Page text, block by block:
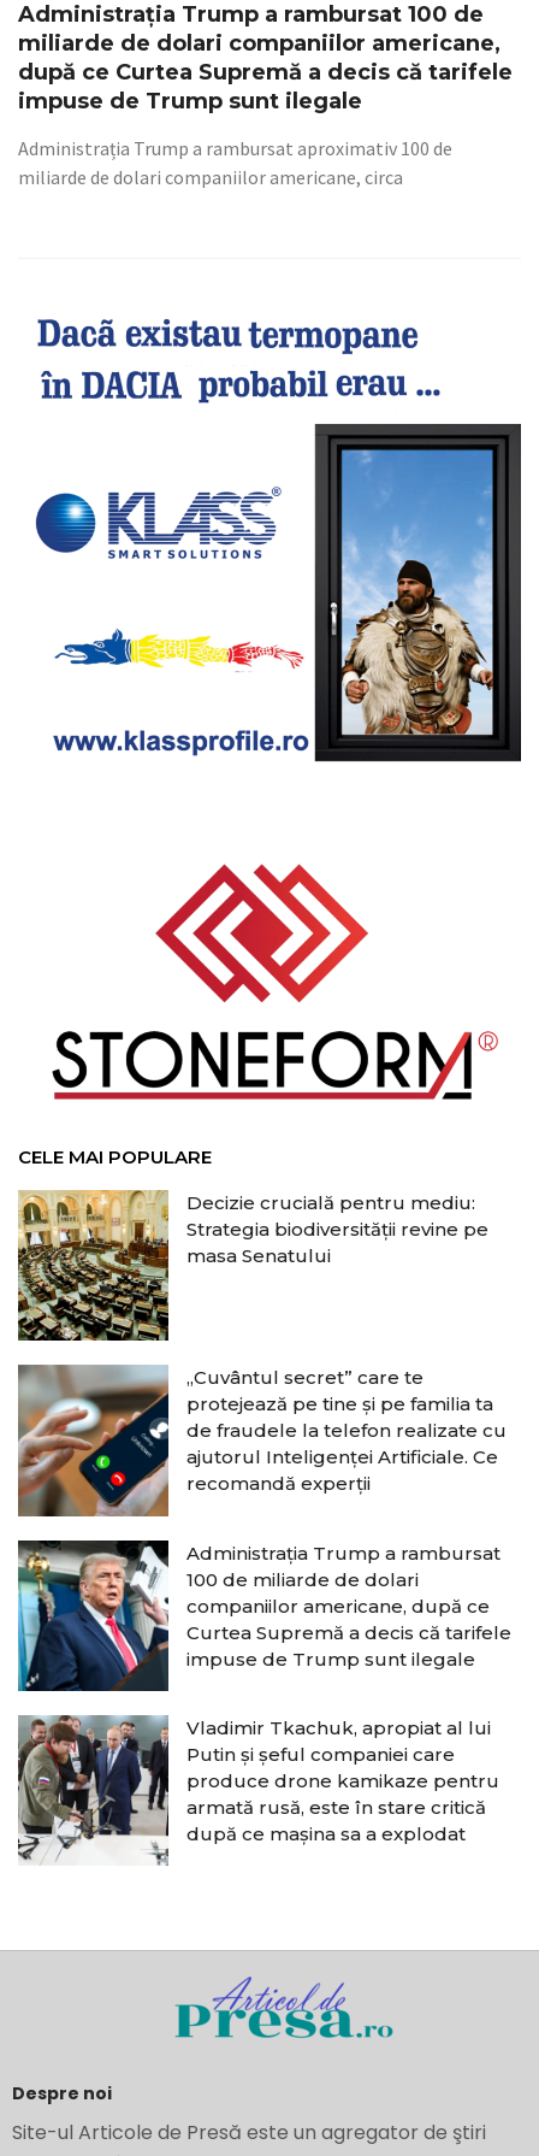
Administrația Trump a rambursat 100 de
miliarde de dolari companiilor americane,
după ce Curtea Supremă a decis că tarifele
impuse de Trump sunt ilegale
Administrația Trump a rambursat aproximativ 100 de
miliarde de dolari companiilor americane, circa
CELE MAI POPULARE
Decizie crucială pentru mediu:
Strategia biodiversității revine pe
masa Senatului
„Cuvântul secret” care te
protejează pe tine și pe familia ta
de fraudele la telefon realizate cu
ajutorul Inteligenței Artificiale. Ce
recomandă experții
Administrația Trump a rambursat
100 de miliarde de dolari
companiilor americane, după ce
Curtea Supremă a decis că tarifele
impuse de Trump sunt ilegale
Vladimir Tkachuk, apropiat al lui
Putin și șeful companiei care
produce drone kamikaze pentru
armată rusă, este în stare critică
după ce mașina sa a explodat
Despre noi
Site-ul Articole de Presă este un agregator de ştiri